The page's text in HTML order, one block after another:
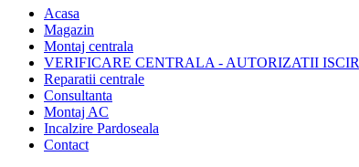
Acasa
Magazin
Montaj centrala
VERIFICARE CENTRALA - AUTORIZATII ISCIR
Reparatii centrale
Consultanta
Montaj AC
Incalzire Pardoseala
Contact